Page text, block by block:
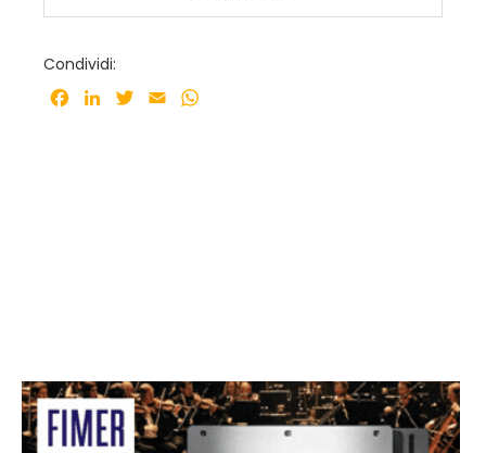
Condividi:
Facebook
LinkedInTwitter
Email